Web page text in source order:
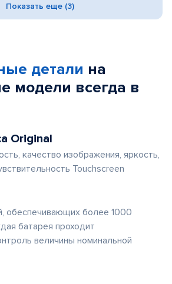
Показать еще (3)
детали на
модели всегда в
Original
качество изображения, яркость,
Touchscreen
обеспечивающих более 1000
батарея проходит
величины номинальной